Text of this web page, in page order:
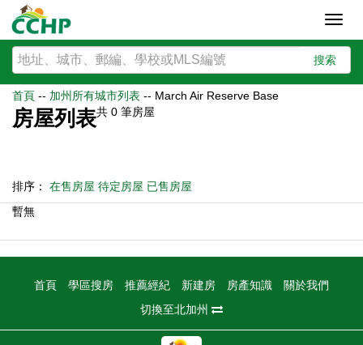
搜索
首頁 -- 加州所有城市列表 -- March Air Reserve Base
房屋列表共 0 筆房屋
排序： 在售房屋 待定房屋 已售房屋
暫無
首頁 學區搜房 推薦經紀 新建房 房產知識
關於我們
切換至北加州